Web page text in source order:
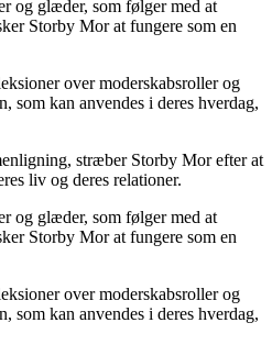
og glæder, som følger med at
Storby Mor at fungere som en
over moderskabsroller og
som kan anvendes i deres hverdag,
stræber Storby Mor efter at
liv og deres relationer.
og glæder, som følger med at
Storby Mor at fungere som en
over moderskabsroller og
som kan anvendes i deres hverdag,